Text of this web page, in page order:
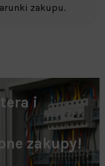
zakupu.
i
zakupy!